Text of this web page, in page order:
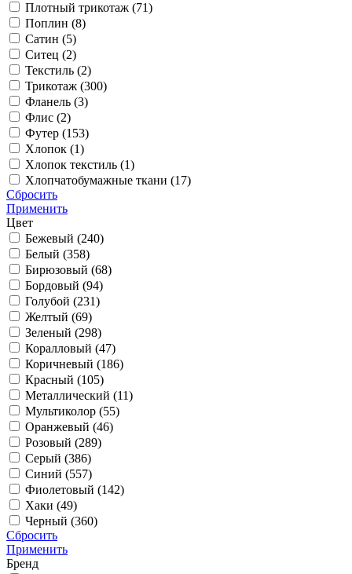
Плотный трикотаж (71)
Поплин (8)
Сатин (5)
Ситец (2)
Текстиль (2)
Трикотаж (300)
Фланель (3)
Флис (2)
Футер (153)
Хлопок (1)
Хлопок текстиль (1)
Хлопчатобумажные ткани (17)
Сбросить
Применить
Цвет
Бежевый (240)
Белый (358)
Бирюзовый (68)
Бордовый (94)
Голубой (231)
Желтый (69)
Зеленый (298)
Коралловый (47)
Коричневый (186)
Красный (105)
Металлический (11)
Мультиколор (55)
Оранжевый (46)
Розовый (289)
Серый (386)
Синий (557)
Фиолетовый (142)
Хаки (49)
Черный (360)
Сбросить
Применить
Бренд